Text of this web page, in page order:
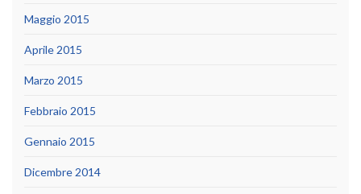
Maggio 2015
Aprile 2015
Marzo 2015
Febbraio 2015
Gennaio 2015
Dicembre 2014